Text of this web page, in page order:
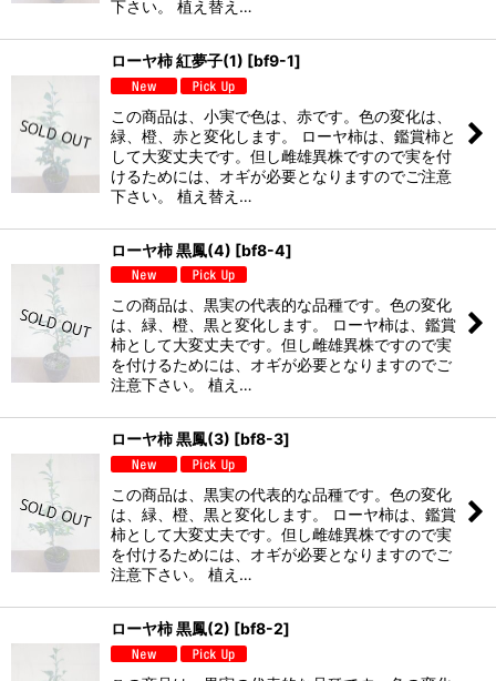
下さい。 植え替え…
ローヤ柿 紅夢子(1) [bf9-1]
この商品は、小実で色は、赤です。色の変化は、
緑、橙、赤と変化します。 ローヤ柿は、鑑賞柿と
して大変丈夫です。但し雌雄異株ですので実を付
けるためには、オギが必要となりますのでご注意
下さい。 植え替え…
ローヤ柿 黒鳳(4) [bf8-4]
この商品は、黒実の代表的な品種です。色の変化
は、緑、橙、黒と変化します。 ローヤ柿は、鑑賞
柿として大変丈夫です。但し雌雄異株ですので実
を付けるためには、オギが必要となりますのでご
注意下さい。 植え…
ローヤ柿 黒鳳(3) [bf8-3]
この商品は、黒実の代表的な品種です。色の変化
は、緑、橙、黒と変化します。 ローヤ柿は、鑑賞
柿として大変丈夫です。但し雌雄異株ですので実
を付けるためには、オギが必要となりますのでご
注意下さい。 植え…
ローヤ柿 黒鳳(2) [bf8-2]